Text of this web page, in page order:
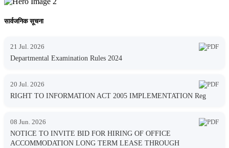
सार्वजनिक सूचना
21 Jul. 2026
Departmental Examination Rules 2024
20 Jul. 2026
RIGHT TO INFORMATION ACT 2005 IMPLEMENTATION Reg
08 Jun. 2026
NOTICE TO INVITE BID FOR HIRING OF OFFICE
ACCOMMODATION LONG TERM LEASE THROUGH